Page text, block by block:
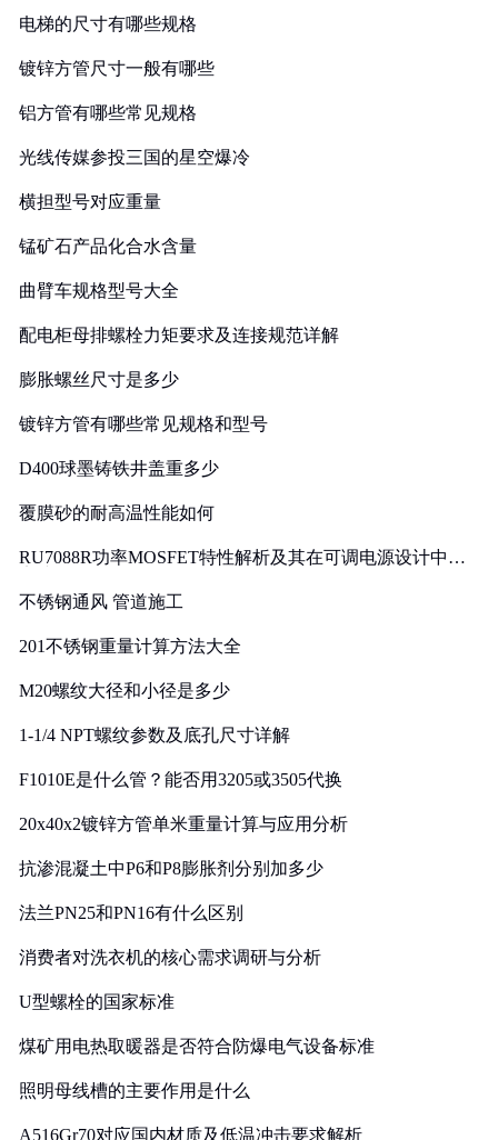
电梯的尺寸有哪些规格
镀锌方管尺寸一般有哪些
铝方管有哪些常见规格
光线传媒参投三国的星空爆冷
横担型号对应重量
锰矿石产品化合水含量
曲臂车规格型号大全
配电柜母排螺栓力矩要求及连接规范详解
膨胀螺丝尺寸是多少
镀锌方管有哪些常见规格和型号
D400球墨铸铁井盖重多少
覆膜砂的耐高温性能如何
RU7088R功率MOSFET特性解析及其在可调电源设计中的
不锈钢通风 管道施工
201不锈钢重量计算方法大全
M20螺纹大径和小径是多少
1-1/4 NPT螺纹参数及底孔尺寸详解
F1010E是什么管？能否用3205或3505代换
20x40x2镀锌方管单米重量计算与应用分析
抗渗混凝土中P6和P8膨胀剂分别加多少
法兰PN25和PN16有什么区别
消费者对洗衣机的核心需求调研与分析
U型螺栓的国家标准
煤矿用电热取暖器是否符合防爆电气设备标准
照明母线槽的主要作用是什么
A516Gr70对应国内材质及低温冲击要求解析